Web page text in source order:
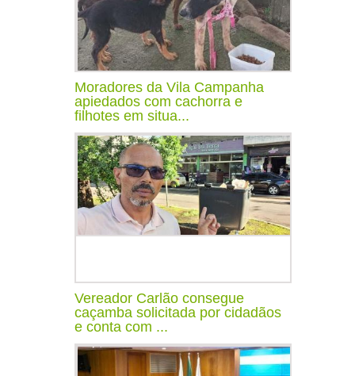
Moradores da Vila Campanha
apiedados com cachorra e
filhotes em situa...
Vereador Carlão consegue
caçamba solicitada por cidadãos
e conta com ...